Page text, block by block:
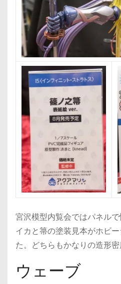
宮沢模型内覧会ではパネル
イカと箒の塗装見本がホビ
た。どちらもかなりの造形密
ウェーブ